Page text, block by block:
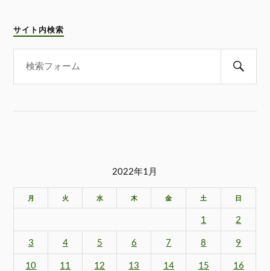
サイト内検索
2022年1月
月 火 水 木 金 土 日
1 2
3 4 5 6 7 8 9
10 11 12 13 14 15 16